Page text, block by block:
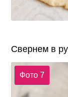
Свернем в
Фото 7